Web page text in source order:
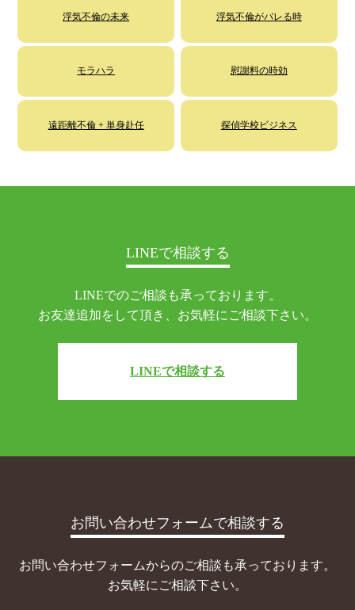
浮気不倫の未来 浮気不倫がバレる時
モラハラ 慰謝料の時効
遠距離不倫 + 単身赴任 探偵学校ビジネス
LINEで相談する
LINEでのご相談も承っております。
お友達追加をして頂き、お気軽にご相談下さい。
LINEで相談する
お問い合わせフォームで相談する
お問い合わせフォームからのご相談も承っております。
お気軽にご相談下さい。